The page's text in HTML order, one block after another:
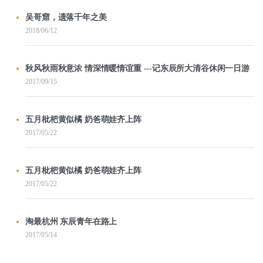
吴哥窟，遗落千年之美
2018/06/12
秋风秋雨秋意浓 情深情暖情谊重 ---记东辰所大清谷休闲一日游
2017/09/15
五月枇杷黄似橘 奶爸萌娃齐上阵
2017/05/22
五月枇杷黄似橘 奶爸萌娃齐上阵
2017/05/22
淘最杭州 东辰青年在路上
2017/05/14